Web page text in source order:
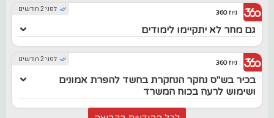
לפני 2 חודשים ניוז 360
גם מחר לא יתקיימו לימודים
לפני 2 חודשים ניוז 360
בכיר בש"ס נחקר הנחקרת בחשד להפרת אמונים
ושימוש לרעה בכוח המשרד